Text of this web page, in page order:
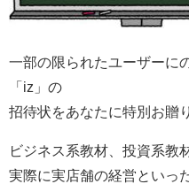
一部の限られたユーザーに
「iz」の
招待状をあなたに特別お贈
ビジネス系教材、投資系教
実際に実店舗の経営といっ